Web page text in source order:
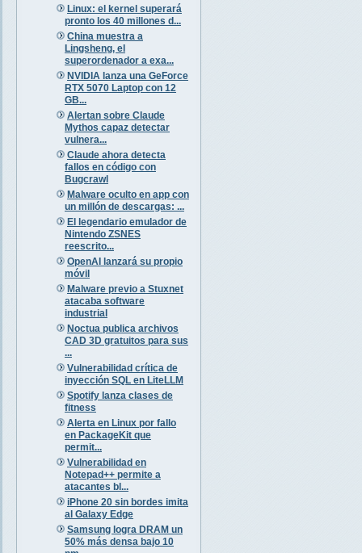
Linux: el kernel superará
pronto los 40 millones d...
China muestra a
Lingsheng, el
superordenador a exa...
NVIDIA lanza una GeForce
RTX 5070 Laptop con 12
GB...
Alertan sobre Claude
Mythos capaz detectar
vulnera...
Claude ahora detecta
fallos en código con
Bugcrawl
Malware oculto en app con
un millón de descargas: ...
El legendario emulador de
Nintendo ZSNES
reescrito...
OpenAI lanzará su propio
móvil
Malware previo a Stuxnet
atacaba software
industrial
Noctua publica archivos
CAD 3D gratuitos para sus
...
Vulnerabilidad crítica de
inyección SQL en LiteLLM
Spotify lanza clases de
fitness
Alerta en Linux por fallo
en PackageKit que
permit...
Vulnerabilidad en
Notepad++ permite a
atacantes bl...
iPhone 20 sin bordes imita
al Galaxy Edge
Samsung logra DRAM un
50% más densa bajo 10